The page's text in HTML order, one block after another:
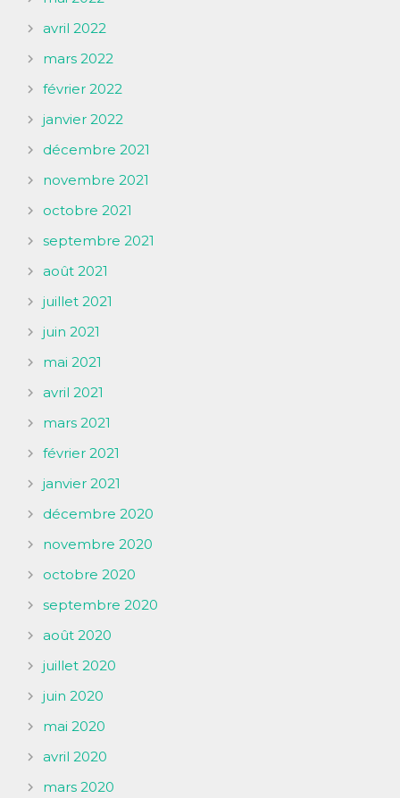
avril 2022
mars 2022
février 2022
janvier 2022
décembre 2021
novembre 2021
octobre 2021
septembre 2021
août 2021
juillet 2021
juin 2021
mai 2021
avril 2021
mars 2021
février 2021
janvier 2021
décembre 2020
novembre 2020
octobre 2020
septembre 2020
août 2020
juillet 2020
juin 2020
mai 2020
avril 2020
mars 2020